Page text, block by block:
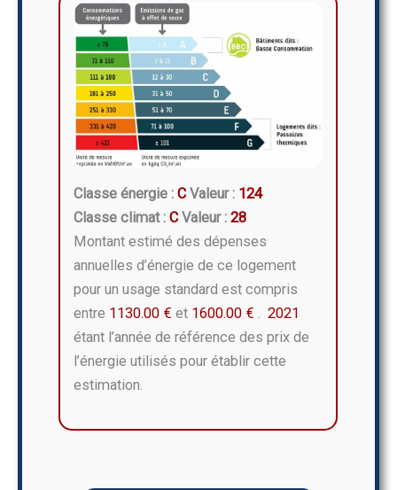
Classe énergie :CValeur : 124
Classe climat :CValeur :28
Montant estimé des dépenses
annuelles d’énergie de ce logement
pour un usage standard est compris
entre 1130.00 € et 1600.00 €
2021
étant l’année de référence des prix de
l’énergie utilisés pour établir cette
estimation.